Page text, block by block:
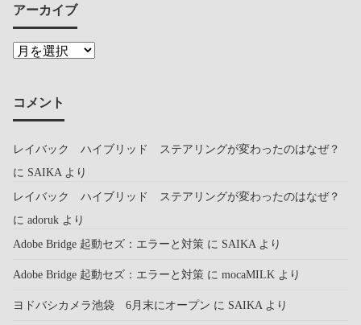
アーカイブ
コメント
レイバック ハイブリッド ステアリングが変わったのはなぜ？
に SAIKA より
レイバック ハイブリッド ステアリングが変わったのはなぜ？
に adoruk より
Adobe Bridge 起動セズ：エラーと対策 に SAIKA より
Adobe Bridge 起動セズ：エラーと対策 に mocaMILK より
ヨドバシカメラ池袋 6月末にオープン に SAIKA より